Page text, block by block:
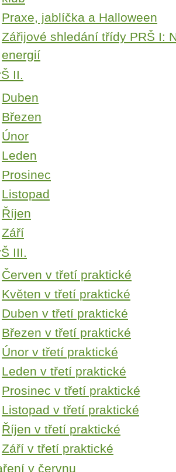
Praxe, jablíčka a Halloween
Zářijové shledání třídy PRŠ I:
energií
II.
Duben
Březen
Únor
Leden
Prosinec
Listopad
Říjen
Září
III.
Červen v třetí praktické
Květen v třetí praktické
Duben v třetí praktické
Březen v třetí praktické
Únor v třetí praktické
Leden v třetí praktické
Prosinec v třetí praktické
Listopad v třetí praktické
Říjen v třetí praktické
Září v třetí praktické
v červnu